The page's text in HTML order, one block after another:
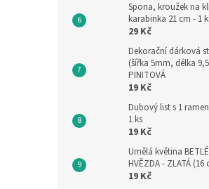
Spona, kroužek na
karabinka 21 cm - 1
29 Kč
Dekorační dárková
(šířka 5mm, délka
PINITOVÁ
19 Kč
Dubový list s 1
1 ks
19 Kč
Umělá květina
HVĚZDA - ZLATÁ (16
19 Kč